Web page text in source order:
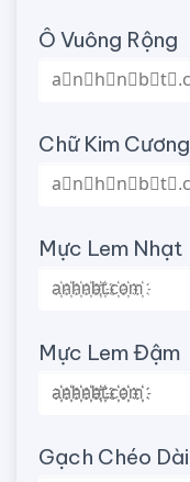
Ô Vuông Rộng
Chữ Kim Cương
Mực Lem Nhạt
Mực Lem Đậm
Gạch Chéo Dài